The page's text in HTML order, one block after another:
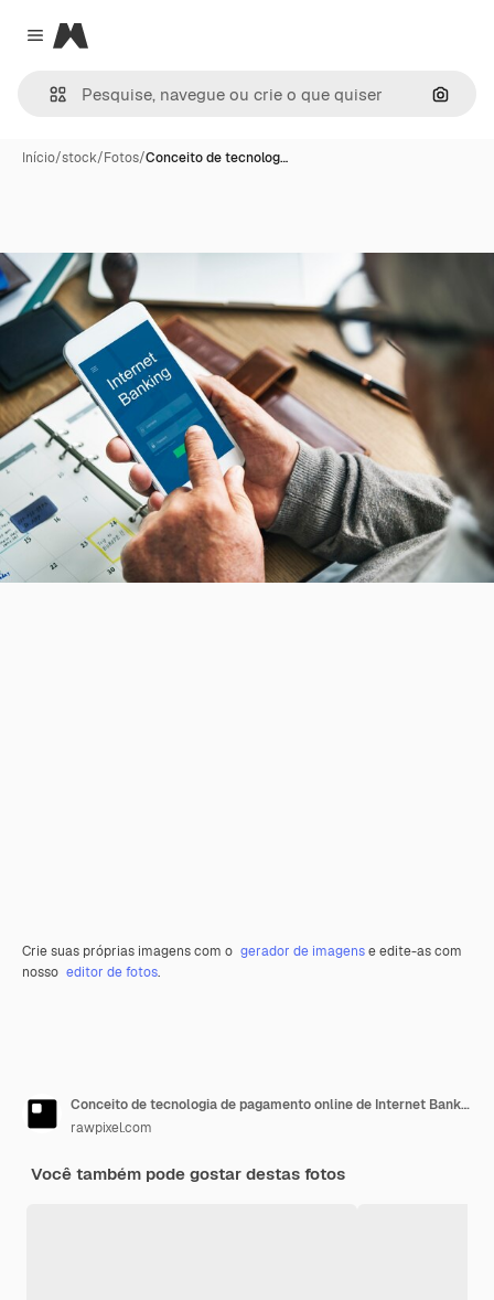
Close menu
Magnific
Início/stock/Fotos/Conceito de tecnolog…
Crie suas próprias imagens com o gerador de imagense edite-as com
nosso editor de fotos.
Conceito de tecnologia de pagamento online de Internet Banking
rawpixel.com
Você também pode gostar destas fotos